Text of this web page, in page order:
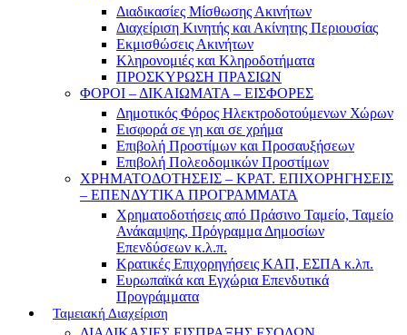
Διαδικασίες Μίσθωσης Ακινήτων
Διαχείριση Κινητής και Ακίνητης Περιουσίας
Εκμισθώσεις Ακινήτων
Κληρονομιές και Κληροδοτήματα
ΠΡΟΣΚΥΡΩΣΗ ΠΡΑΣΙΩΝ
ΦΟΡΟΙ – ΔΙΚΑΙΩΜΑΤΑ – ΕΙΣΦΟΡΕΣ
Δημοτικός Φόρος Ηλεκτροδοτούμενων Χώρων
Εισφορά σε γη και σε χρήμα
Επιβολή Προστίμων και Προσαυξήσεων
Επιβολή Πολεοδομικών Προστίμων
ΧΡΗΜΑΤΟΔΟΤΗΣΕΙΣ – ΚΡΑΤ. ΕΠΙΧΟΡΗΓΗΣΕΙΣ
– ΕΠΕΝΔΥΤΙΚΑ ΠΡΟΓΡΑΜΜΑΤΑ
Χρηματοδοτήσεις από Πράσινο Ταμείο, Ταμείο
Ανάκαμψης, Πρόγραμμα Δημοσίων
Επενδύσεων κ.λ.π.
Κρατικές Επιχορηγήσεις ΚΑΠ, ΕΣΠΑ κ.λπ.
Ευρωπαϊκά και Εγχώρια Επενδυτικά
Προγράμματα
Ταμειακή Διαχείριση